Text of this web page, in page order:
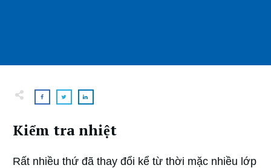
Kiểm tra nhiệt
Rất nhiều thứ đã thay đổi kể từ thời mặc nhiều lớp